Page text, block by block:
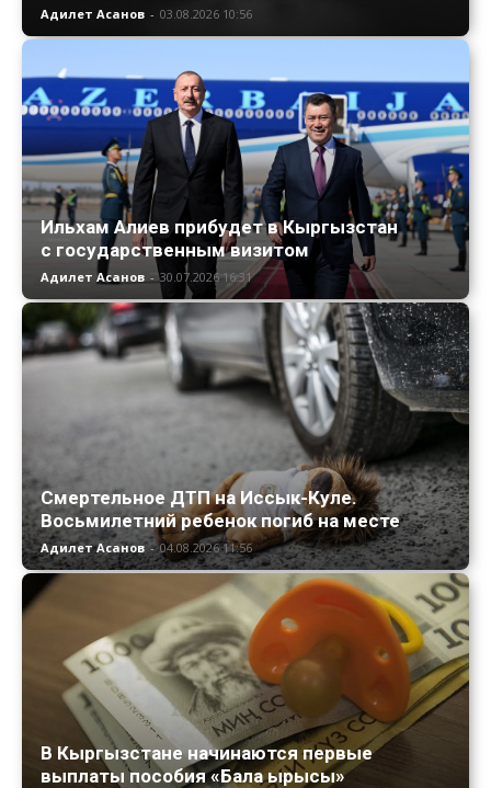
Адилет Асанов - 03.08.2026 10:56
Ильхам Алиев прибудет в Кыргызстан
с государственным визитом
Адилет Асанов - 30.07.2026 16:31
Смертельное ДТП на Иссык-Куле.
Восьмилетний ребенок погиб на месте
Адилет Асанов - 04.08.2026 11:56
В Кыргызстане начинаются первые
выплаты пособия «Бала ырысы»